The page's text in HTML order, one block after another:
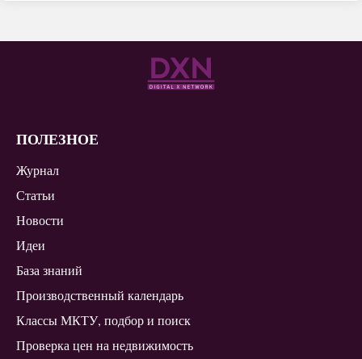
ПОЛЕЗНОЕ
Журнал
Статьи
Новости
Идеи
База знаний
Производственный календарь
Классы МКТУ, подбор и поиск
Проверка цен на недвижимость